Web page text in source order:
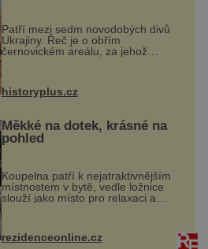
Patří mezi sedm novodobých divů
Ukrajiny. Řeč je o obřím
černovickém areálu, za jehož
vznikem stál slavný český architekt
Josef Hlávka. Ten si na něm dal
mimořádně záležet. Jeho stavební
plány by při ...
historyplus.cz
Měkké na dotek, krásné na
pohled
Koupelna patří k nejatraktivnějším
místnostem v bytě, vedle ložnice
slouží jako místo pro relaxaci a
odpočinek. Koupelnový textil –
ručníky, osušky a koberečky –
mohou jako mávnutím kouzelného
proutku...
rezidenceonline.cz